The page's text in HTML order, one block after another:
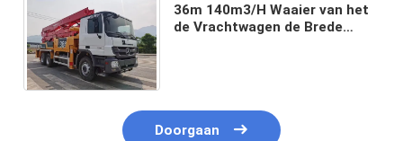
36m 140m3/H Waaier van het
de Vrachtwagen de Brede
Doorgaan